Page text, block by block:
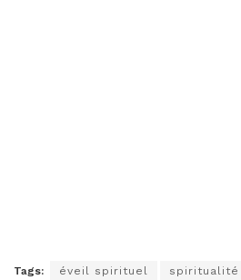
Tags: éveil spirituel spiritualité